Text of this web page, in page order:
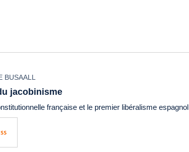
BUSAALL
jacobinisme
française et le premier libéralisme espagnol